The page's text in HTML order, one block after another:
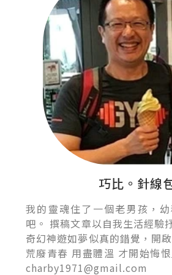
巧比。針線
我的靈魂住了一個老男孩，
吧。 撰稿文章以自我生活經驗
奇幻神遊如夢似真的錯覺，開
荒廢青春 用盡體溫 才開始悔
charby1971@gmail.com